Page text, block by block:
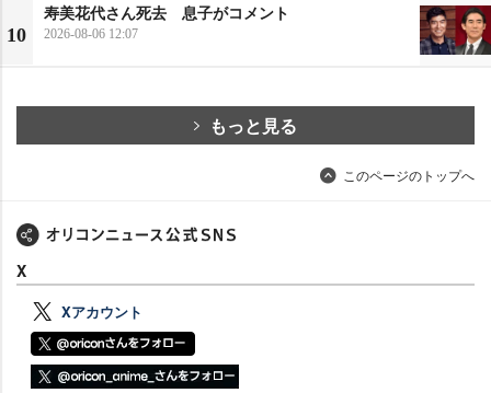
10
寿美花代さん死去 息子がコメント
2026-08-06 12:07
もっと見る
このページのトップへ
X
Xアカウント